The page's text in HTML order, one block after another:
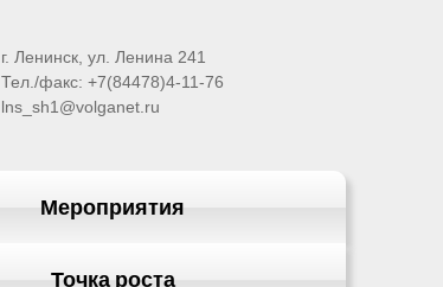
г. Ленинск, ул. Ленина 241
Тел./факс: +7(84478)4-11-76
lns_sh1@volganet.ru
Мероприятия
Точка роста